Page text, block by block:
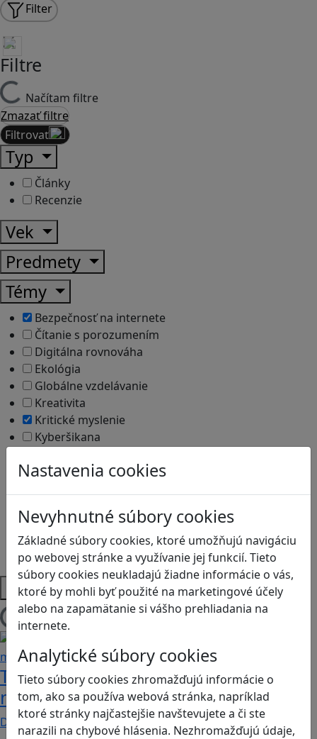
Nastavenia cookies
Nevyhnutné súbory cookies
Základné súbory cookies, ktoré umožňujú navigáciu
po webovej stránke a využívanie jej funkcií. Tieto
súbory cookies neukladajú žiadne informácie o vás,
ktoré by mohli byť použité na marketingové účely
alebo na zapamätanie si vášho prehliadania na
internete.
Analytické súbory cookies
Tieto súbory cookies zhromažďujú informácie o
tom, ako sa používa webová stránka, napríklad
ktoré stránky najčastejšie navštevujete a či ste
narazili na chybové hlásenia. Nezhromažďujú údaje,
Filter
Filtre
Načítam filtre
Zmazať filtre
Filtrovať
Typ
Články
Recenzie
Vek
Predmety
Témy
Bezpečnosť na internete
Čítanie s porozumením
Digitálna rovnováha
Ekológia
Globálne vzdelávanie
Kreativita
Kritické myslenie
Kyberšikana
Ľudské práva a tolerancia
Sociálne zručnosti a kooperácia
Strategické myslenie
Zdravie a pohyb
Platformy
Načítam blogy
Tick Tock: A Tale for Tw‪o je hra s
netradičnou mechanikou spolupráce
Dvaja hráči simultánne lúštia bizarné logické…